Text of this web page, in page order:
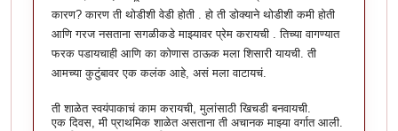
कारण? कारण ती थोडीशी वेडी होती . हो ती डोक्याने थोडीशी कमी होती
आणि गरज नसताना सगळीकडे माझ्यावर प्रेम करायची . तिच्या वागण्यात
फरक पडायचाही आणि का कोणास ठाऊक मला शिसारी यायची. ती
आमच्या कुटुंबावर एक कलंक आहे, असं मला वाटायचं.
ती शाळेत स्वयंपाकाचं काम करायची, मुलांसाठी खिचडी बनवायची.
एक दिवस, मी प्राथमिक शाळेत असताना ती अचानक माझ्या वर्गात आली.